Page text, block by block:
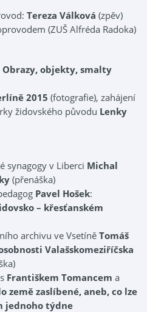
Tereza Válková (zpěv)
(ZUŠ Alfréda Radoka)
Obrazy, objekty, smalty
2015 (fotografie), zahájení
židovského původu Lenky
synagogy v Liberci Michal
(přenáška)
Pavel Hošek:
– křesťanském
archivu ve Vsetíně Tomáš
Valašskomeziříčska
Františkem Tomancem a
země zaslíbené, aneb, co lze
jednoho týdne